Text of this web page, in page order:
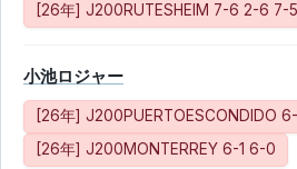
[26年] J200RUTESHEIM 7-6 2-6 7-5
小池ロジャー
[26年] J200PUERTOESCONDIDO
[26年] J200MONTERREY 6-1 6-0